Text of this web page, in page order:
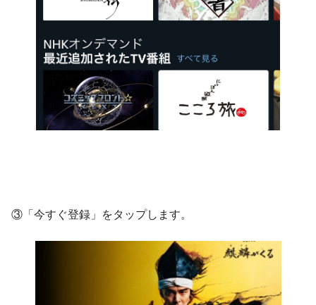
③「今すぐ登録」をタップします。